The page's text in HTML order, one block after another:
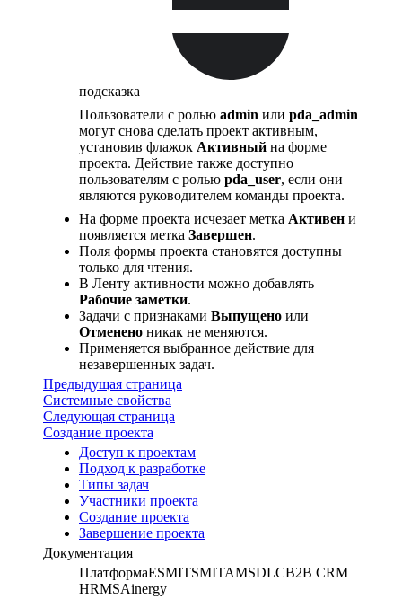
подсказка
Пользователи с ролью admin или pda_admin
могут снова сделать проект активным,
установив флажок Активный на форме
проекта. Действие также доступно
пользователям с ролью pda_user, если они
являются руководителем команды проекта.
На форме проекта исчезает метка Активен и
появляется метка Завершен.
Поля формы проекта становятся доступны
только для чтения.
В Ленту активности можно добавлять
Рабочие заметки.
Задачи с признаками Выпущено или
Отменено никак не меняются.
Применяется выбранное действие для
незавершенных задач.
Предыдущая страница
Системные свойства
Следующая страница
Создание проекта
Доступ к проектам
Подход к разработке
Типы задач
Участники проекта
Создание проекта
Завершение проекта
Документация
ПлатформаESMITSMITAMSDLCB2B CRM
HRMSAinergy